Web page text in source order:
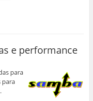
e performance
para
para